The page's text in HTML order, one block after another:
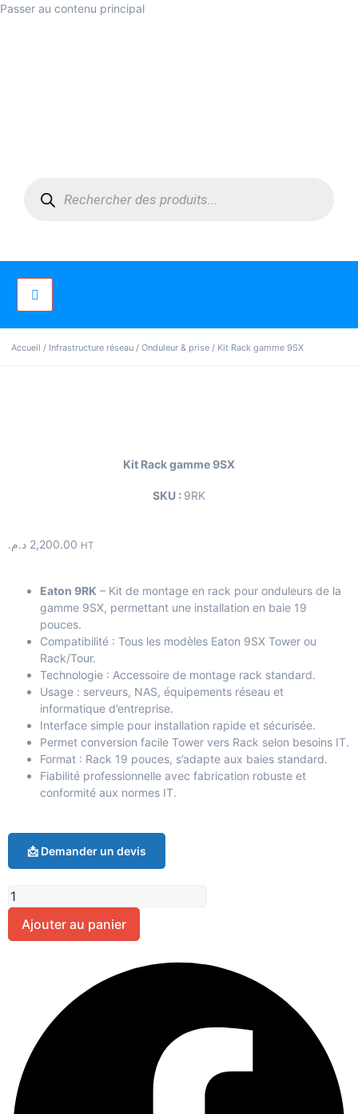
Passer au contenu principal
Accueil / Infrastructure réseau / Onduleur & prise / Kit Rack gamme 9SX
Kit Rack gamme 9SX
SKU : 9RK
2,200.00 د.م. HT
Eaton 9RK – Kit de montage en rack pour onduleurs de la
gamme 9SX, permettant une installation en baie 19
pouces.
Compatibilité : Tous les modèles Eaton 9SX Tower ou
Rack/Tour.
Technologie : Accessoire de montage rack standard.
Usage : serveurs, NAS, équipements réseau et
informatique d’entreprise.
Interface simple pour installation rapide et sécurisée.
Permet conversion facile Tower vers Rack selon besoins IT.
Format : Rack 19 pouces, s’adapte aux baies standard.
Fiabilité professionnelle avec fabrication robuste et
conformité aux normes IT.
📩 Demander un devis
Ajouter au panier